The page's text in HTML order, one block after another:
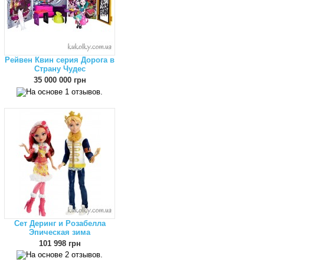
Рейвен Квин серия Дорога в
Страну Чудес
35 000 000 грн
Сет Деринг и Розабелла
Эпическая зима
101 998 грн